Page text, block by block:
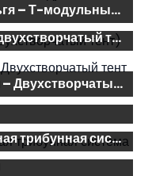
Центр отдыха «Xəzri», Бильгя – Т-модульный двухстворчатый тент
Тент T-модуль – Шамахы (двухстворчатый тент)
Casual Brasserie Targovu – Двухстворчатый тент (T-модуль)
Служба охраны – Мембранная трибунная система